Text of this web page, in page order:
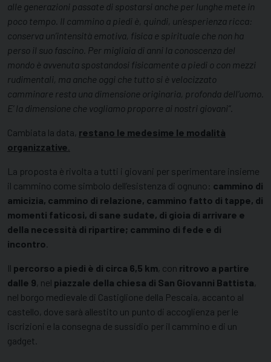
alle generazioni passate di spostarsi anche per lunghe mete in
poco tempo. Il cammino a piedi è, quindi, un’esperienza ricca:
conserva un’intensità emotiva, fisica e spirituale che non ha
perso il suo fascino. Per migliaia di anni la conoscenza del
mondo è avvenuta spostandosi fisicamente a piedi o con mezzi
rudimentali, ma anche oggi che tutto si è velocizzato
camminare resta una dimensione originaria, profonda dell’uomo.
E’ la dimensione che vogliamo proporre ai nostri giovani”.
Cambiata la data, restano le medesime le modalità
organizzative
La proposta è rivolta a tutti i giovani per sperimentare insieme
il cammino come simbolo dell’esistenza di ognuno: cammino di
amicizia, cammino di relazione, cammino fatto di tappe, di
momenti faticosi, di sane sudate, di gioia di arrivare e
della necessità di ripartire; cammino di fede e di
incontro
Il percorso a piedi è di circa 6,5 km, con ritrovo a partire
dalle 9, nel piazzale della chiesa di San Giovanni Battista,
nel borgo medievale di Castiglione della Pescaia, accanto al
castello, dove sarà allestito un punto di accoglienza per le
iscrizioni e la consegna de sussidio per il cammino e di un
gadget.